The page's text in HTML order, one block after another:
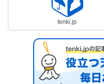
tenki.jp